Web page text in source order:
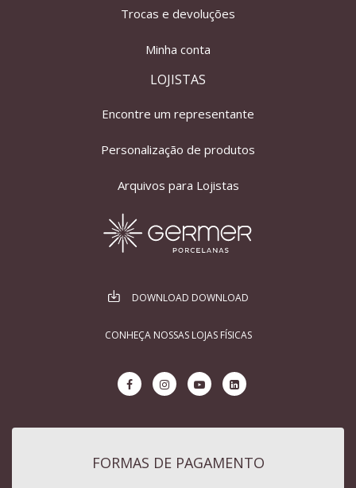
Trocas e devoluções
Minha conta
LOJISTAS
Encontre um representante
Personalização de produtos
Arquivos para Lojistas
DOWNLOAD DOWNLOAD
CONHEÇA NOSSAS LOJAS FÍSICAS
FORMAS DE PAGAMENTO